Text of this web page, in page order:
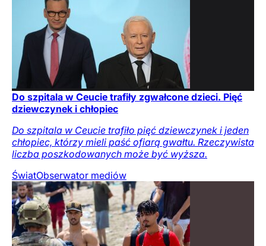
Do szpitala w Ceucie trafiły zgwałcone dzieci. Pięć
dziewczynek i chłopiec
Do szpitala w Ceucie trafiło pięć dziewczynek i jeden
chłopiec, którzy mieli paść ofiarą gwałtu. Rzeczywista
liczba poszkodowanych może być wyższa.
ŚwiatObserwator mediów